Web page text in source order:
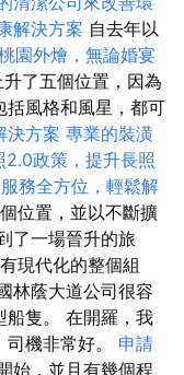
解決方案 自去年以
園外燴，無論婚宴
了五個位置，因為
括風格和風星，都可
決方案 專業的裝潢
2.0政策，提升長照
務全方位，輕鬆解
位置，並以不斷擴
了一場晉升的旅
現代化的整個組
林蔭大道公司很容
船隻。 在開羅，我
機​​非常好。 申請
始，並且有幾個程